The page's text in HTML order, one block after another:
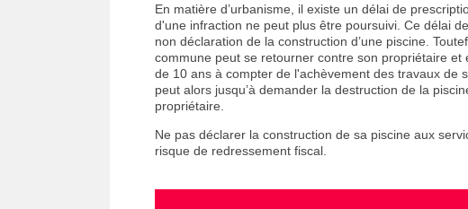
En matière d’urbanisme, il existe un délai de
d'une infraction ne peut plus être poursuivi. Ce délai
non déclaration de la construction d’une piscine.
commune peut se retourner contre son propriétaire
de 10 ans à compter de l'achèvement des travaux de
peut alors jusqu’à demander la destruction de la
propriétaire.
Ne pas déclarer la construction de sa piscine aux
risque de redressement fiscal.